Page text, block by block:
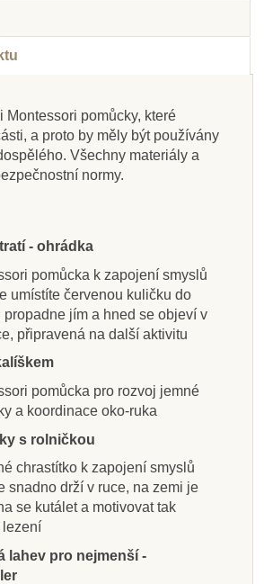
pro
Skladem
Taf Toys Sada hraček
639 Kč
Přidat do košíku
Montessori pomůcky, které
a proto by měly být používány
Všechny materiály a
normy.
- ohrádka
pomůcka k zapojení smyslů
umístíte červenou kuličku do
propadne jím a hned se objeví v
připravená na další aktivitu
pomůcka pro rozvoj jemné
a koordinace oko-ruka
s rolničkou
chrastítko k zapojení smyslů
snadno drží v ruce, na zemi je
se kutálet a motivovat tak
lezení
lahev pro nejmenší -